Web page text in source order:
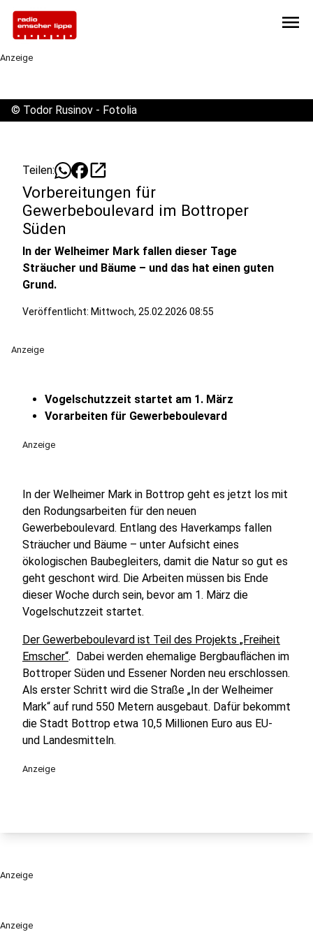
menu
Anzeige
Anzeige
© Todor Rusinov - Fotolia
Teilen: open_in_new
Vorbereitungen für
Gewerbeboulevard im Bottroper
Süden
In der Welheimer Mark fallen dieser Tage
Sträucher und Bäume – und das hat einen guten
Grund.
Veröffentlicht: Mittwoch, 25.02.2026 08:55
Anzeige
Vogelschutzzeit startet am 1. März
Vorarbeiten für Gewerbeboulevard
Anzeige
In der Welheimer Mark in Bottrop geht es jetzt los mit
den Rodungsarbeiten für den neuen
Gewerbeboulevard. Entlang des Haverkamps fallen
Sträucher und Bäume – unter Aufsicht eines
ökologischen Baubegleiters, damit die Natur so gut es
geht geschont wird. Die Arbeiten müssen bis Ende
dieser Woche durch sein, bevor am 1. März die
Vogelschutzzeit startet.
Der Gewerbeboulevard ist Teil des Projekts „Freiheit
Emscher“. Dabei werden ehemalige Bergbauflächen im
Bottroper Süden und Essener Norden neu erschlossen.
Als erster Schritt wird die Straße „In der Welheimer
Mark“ auf rund 550 Metern ausgebaut. Dafür bekommt
die Stadt Bottrop etwa 10,5 Millionen Euro aus EU-
und Landesmitteln.
Anzeige
Anzeige